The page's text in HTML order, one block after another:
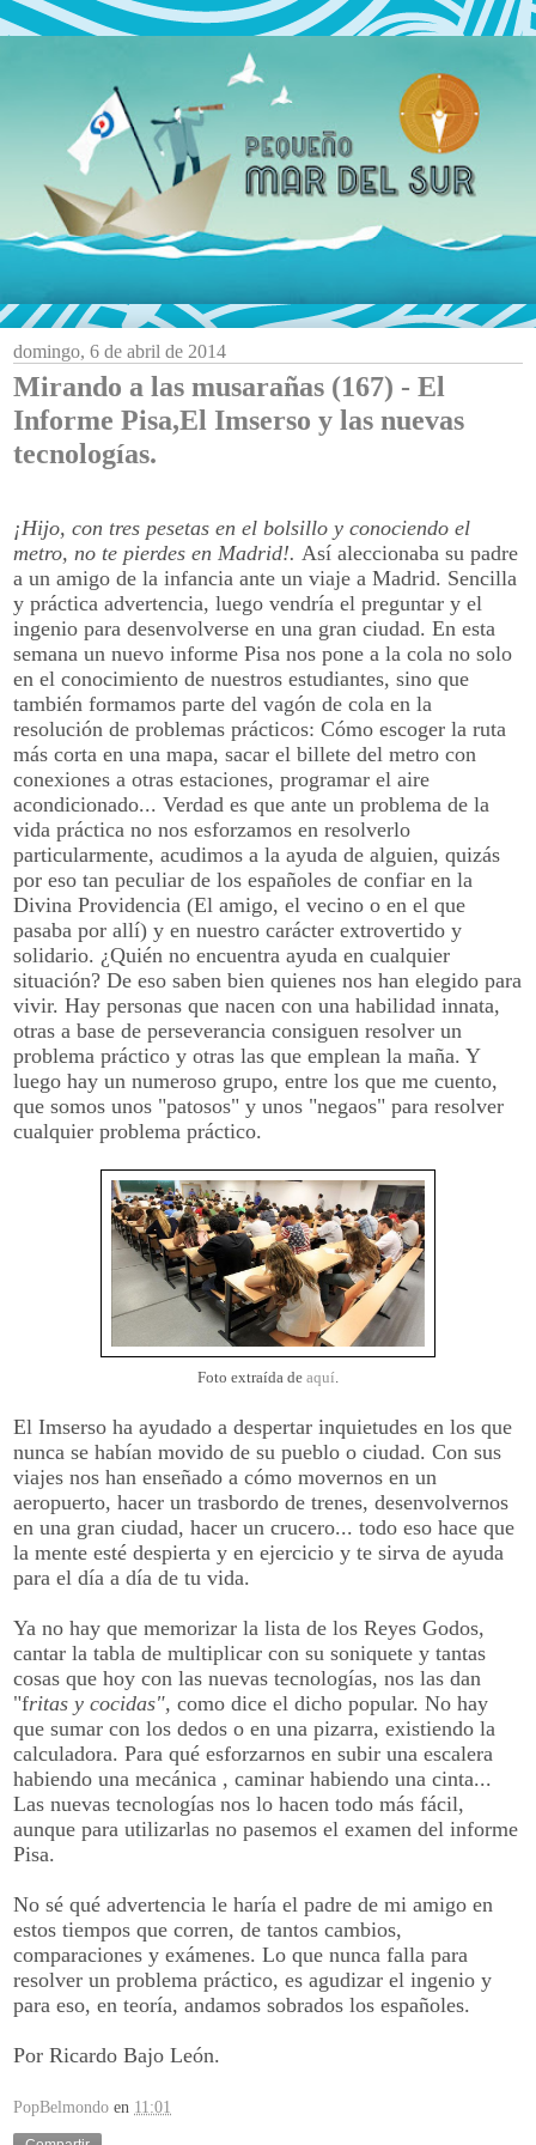
domingo, 6 de abril de 2014
Mirando a las musarañas (167) - El
Informe Pisa,El Imserso y las nuevas
tecnologías.
¡Hijo, con tres pesetas en el bolsillo y conociendo el
metro, no te pierdes en Madrid!. Así aleccionaba su padre
a un amigo de la infancia ante un viaje a Madrid. Sencilla
y práctica advertencia, luego vendría el preguntar y el
ingenio para desenvolverse en una gran ciudad. En esta
semana un nuevo informe Pisa nos pone a la cola no solo
en el conocimiento de nuestros estudiantes, sino que
también formamos parte del vagón de cola en la
resolución de problemas prácticos: Cómo escoger la ruta
más corta en una mapa, sacar el billete del metro con
conexiones a otras estaciones, programar el aire
acondicionado... Verdad es que ante un problema de la
vida práctica no nos esforzamos en resolverlo
particularmente, acudimos a la ayuda de alguien, quizás
por eso tan peculiar de los españoles de confiar en la
Divina Providencia (El amigo, el vecino o en el que
pasaba por allí) y en nuestro carácter extrovertido y
solidario. ¿Quién no encuentra ayuda en cualquier
situación? De eso saben bien quienes nos han elegido para
vivir. Hay personas que nacen con una habilidad innata,
otras a base de perseverancia consiguen resolver un
problema práctico y otras las que emplean la maña. Y
luego hay un numeroso grupo, entre los que me cuento,
que somos unos "patosos" y unos "negaos" para resolver
cualquier problema práctico.
Foto extraída de aquí
El Imserso ha ayudado a despertar inquietudes en los que
nunca se habían movido de su pueblo o ciudad. Con sus
viajes nos han enseñado a cómo movernos en un
aeropuerto, hacer un trasbordo de trenes, desenvolvernos
en una gran ciudad, hacer un crucero... todo eso hace que
la mente esté despierta y en ejercicio y te sirva de ayuda
para el día a día de tu vida.
Ya no hay que memorizar la lista de los Reyes Godos,
cantar la tabla de multiplicar con su soniquete y tantas
cosas que hoy con las nuevas tecnologías, nos las dan
"fritas y cocidas", como dice el dicho popular. No hay
que sumar con los dedos o en una pizarra, existiendo la
calculadora. Para qué esforzarnos en subir una escalera
habiendo una mecánica , caminar habiendo una cinta...
Las nuevas tecnologías nos lo hacen todo más fácil,
aunque para utilizarlas no pasemos el examen del informe
Pisa.
No sé qué advertencia le haría el padre de mi amigo en
estos tiempos que corren, de tantos cambios,
comparaciones y exámenes. Lo que nunca falla para
resolver un problema práctico, es agudizar el ingenio y
para eso, en teoría, andamos sobrados los españoles.
Por Ricardo Bajo León.
PopBelmondo en 11:01